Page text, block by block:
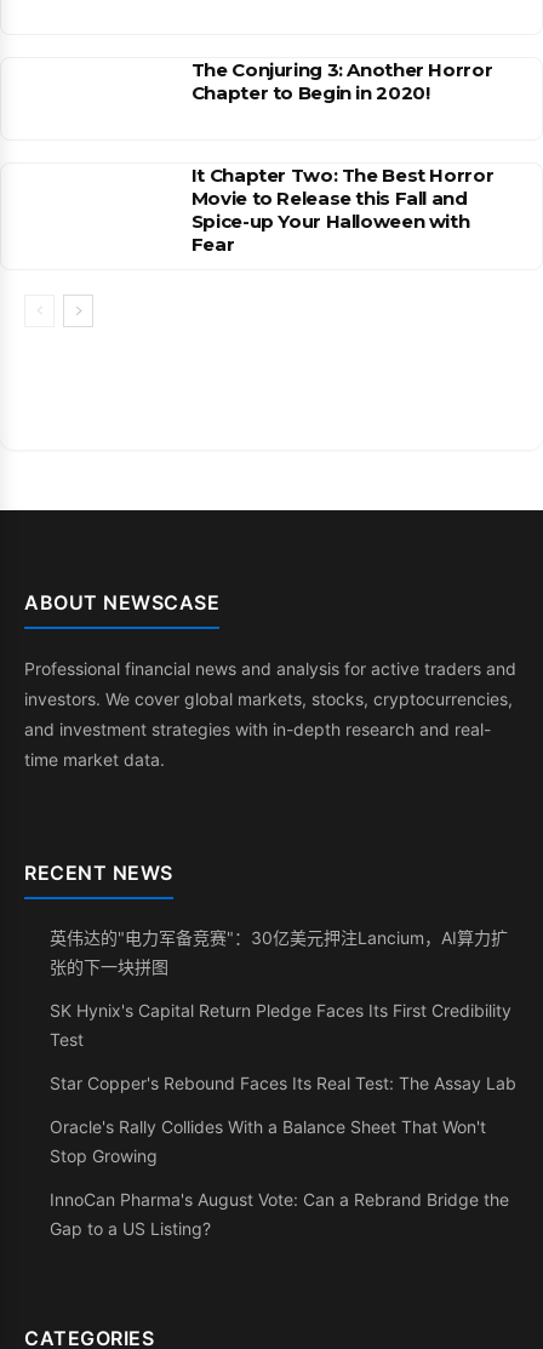
The Conjuring 3: Another Horror
Chapter to Begin in 2020!
It Chapter Two: The Best Horror
Movie to Release this Fall and
Spice-up Your Halloween with
Fear
ABOUT NEWSCASE
Professional financial news and analysis for active traders and
investors. We cover global markets, stocks, cryptocurrencies,
and investment strategies with in-depth research and real-
time market data.
RECENT NEWS
英伟达的"电力军备竞赛"：30亿美元押注Lancium，AI算力扩
张的下一块拼图
SK Hynix's Capital Return Pledge Faces Its First Credibility
Test
Star Copper's Rebound Faces Its Real Test: The Assay Lab
Oracle's Rally Collides With a Balance Sheet That Won't
Stop Growing
InnoCan Pharma's August Vote: Can a Rebrand Bridge the
Gap to a US Listing?
CATEGORIES